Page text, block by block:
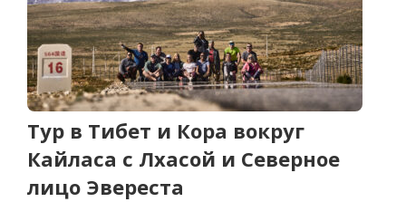
Тур в Тибет и Кора вокруг
Кайласа с Лхасой и Северное
лицо Эвереста